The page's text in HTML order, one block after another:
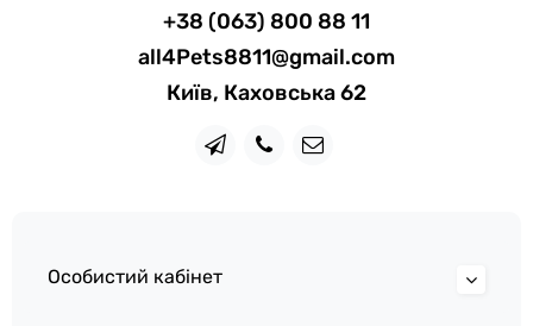
+38 (063) 800 88 11
all4Pets8811@gmail.com
Київ, Каховська 62
Особистий кабінет